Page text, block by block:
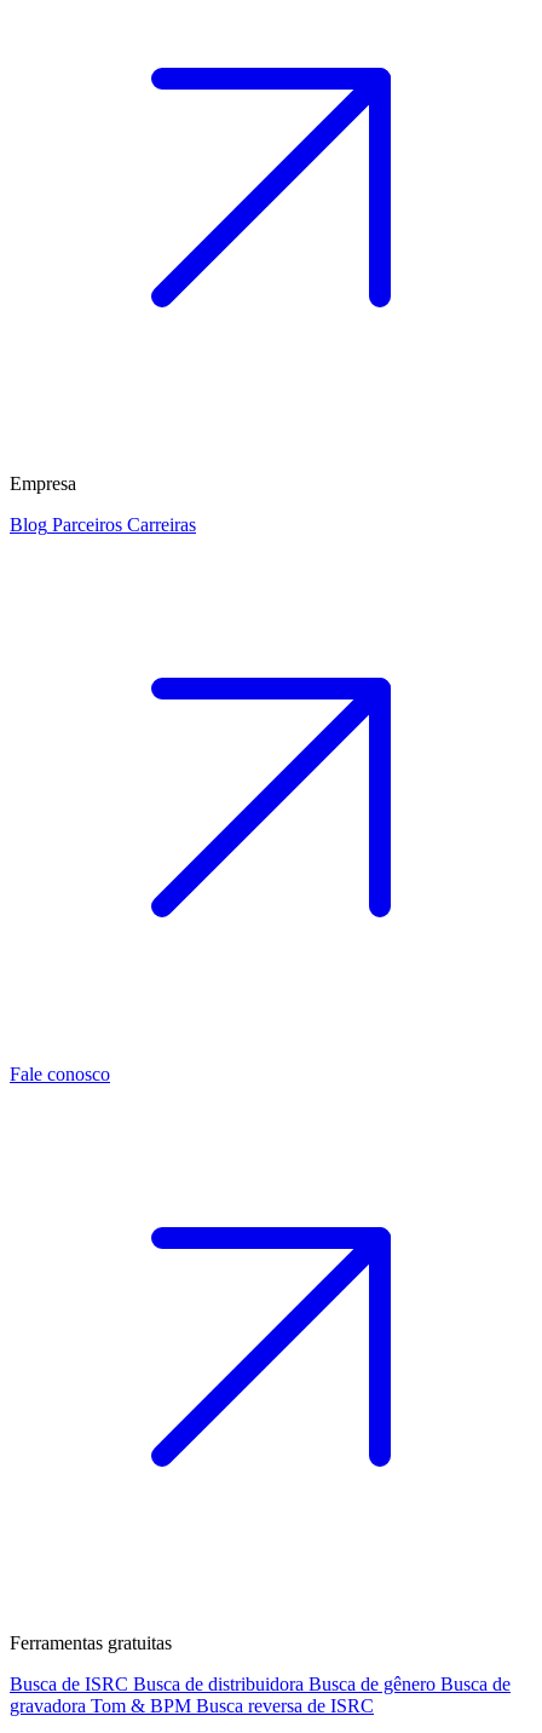
Empresa
Blog Parceiros Carreiras
Fale conosco
Ferramentas gratuitas
Busca de ISRC Busca de distribuidora Busca de gênero Busca de
gravadora Tom & BPM Busca reversa de ISRC